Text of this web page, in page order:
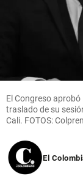
El Congreso aprobó
traslado de su
Cali. FOTOS:
El